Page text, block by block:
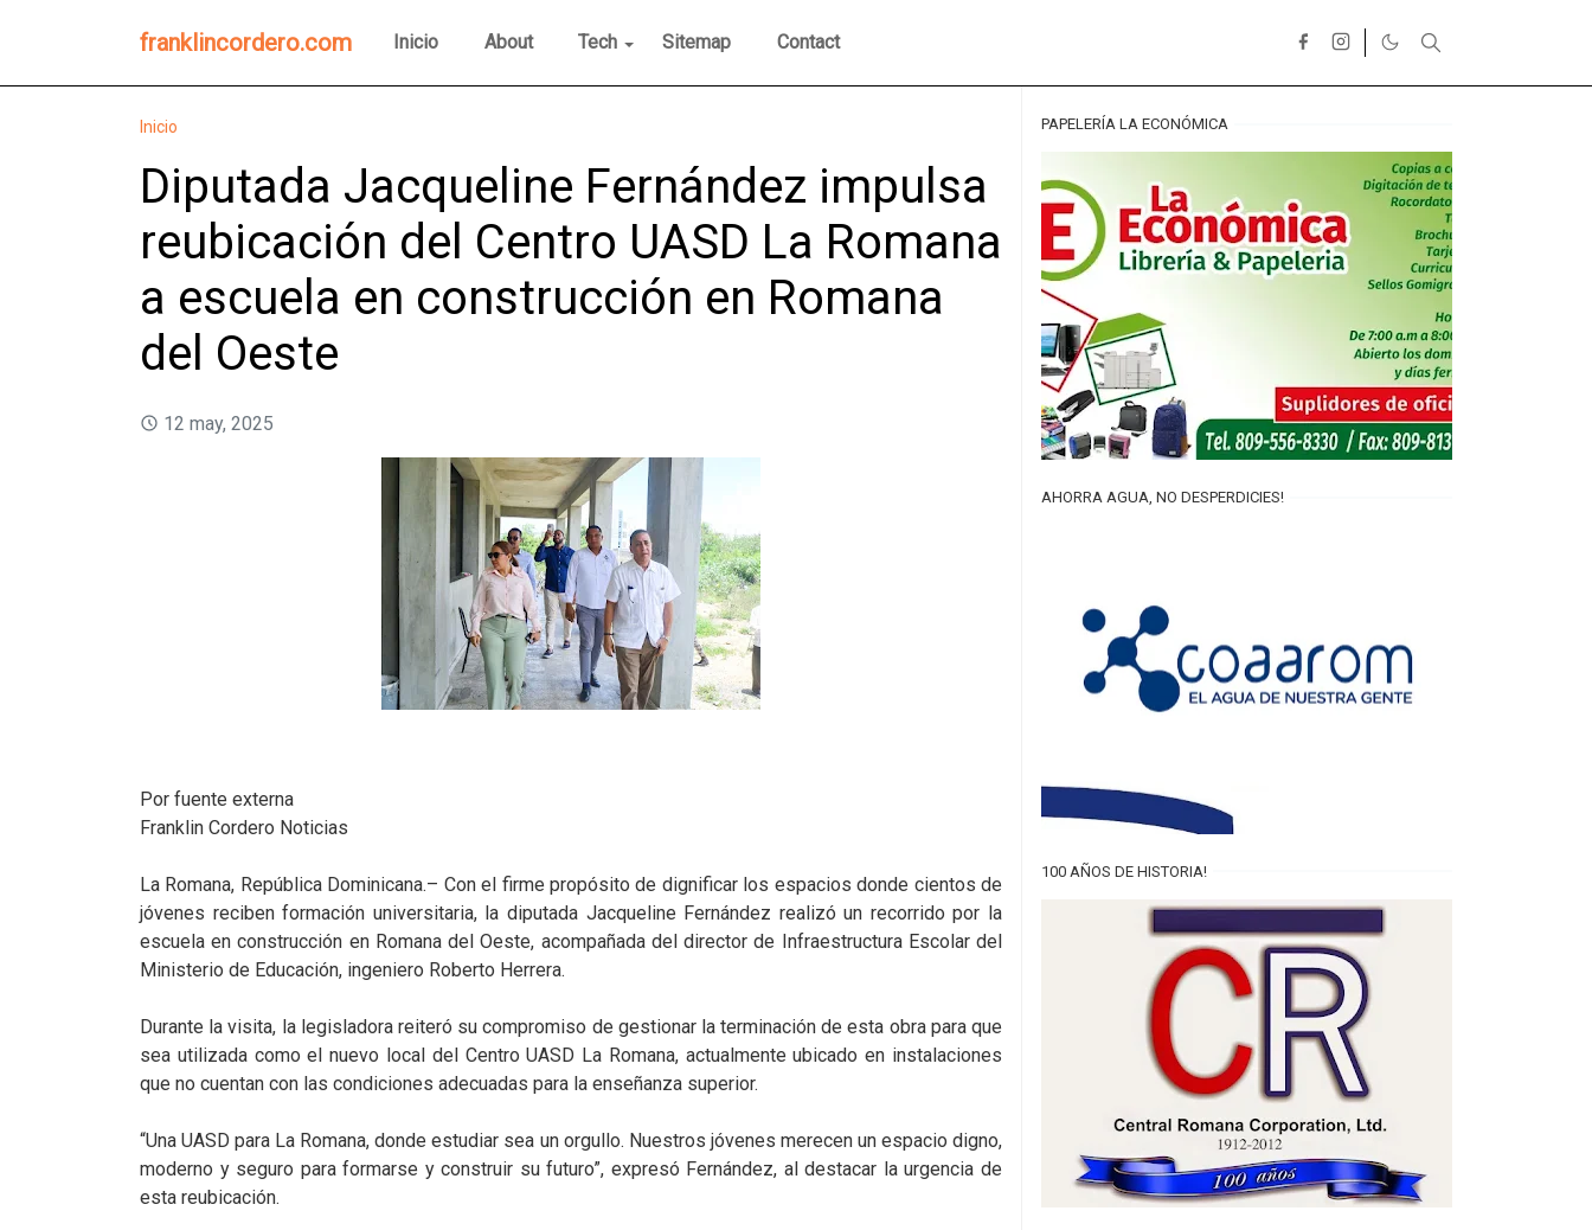
franklincordero.com Inicio About Tech Sitemap Contact
Inicio
Diputada Jacqueline Fernández impulsa
reubicación del Centro UASD La Romana
a escuela en construcción en Romana
del Oeste
12 may, 2025
Por fuente externa
Franklin Cordero Noticias
La Romana, República Dominicana.– Con el firme propósito de dignificar los espacios donde cientos de
jóvenes reciben formación universitaria, la diputada Jacqueline Fernández realizó un recorrido por la
escuela en construcción en Romana del Oeste, acompañada del director de Infraestructura Escolar del
Ministerio de Educación, ingeniero Roberto Herrera.
Durante la visita, la legisladora reiteró su compromiso de gestionar la terminación de esta obra para que
sea utilizada como el nuevo local del Centro UASD La Romana, actualmente ubicado en instalaciones
que no cuentan con las condiciones adecuadas para la enseñanza superior.
“Una UASD para La Romana, donde estudiar sea un orgullo. Nuestros jóvenes merecen un espacio digno,
moderno y seguro para formarse y construir su futuro”, expresó Fernández, al destacar la urgencia de
esta reubicación.
PAPELERÍA LA ECONÓMICA
AHORRA AGUA, NO DESPERDICIES!
100 AÑOS DE HISTORIA!